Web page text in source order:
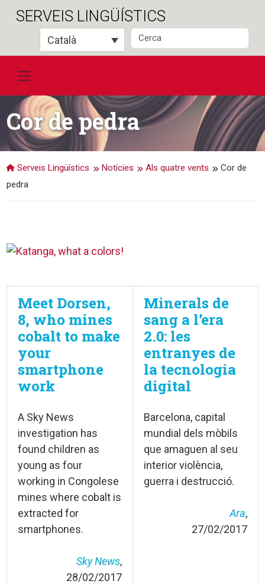
SaltaSERVEIS LINGÜÍSTICS
Català
Cor de pedra
Serveis Lingüístics Notícies Als quatre vents
Cor de
pedra
Meet Dorsen,
8, who mines
cobalt to make
your
smartphone
work
A Sky News
investigation has
found children as
young as four
working in Congolese
mines where cobalt is
extracted for
smartphones.
Sky News,
28/02/2017
Minerals de
sang a l’era
2.0: les
entranyes de
la tecnologia
digital
Barcelona, capital
mundial dels mòbils
que amaguen al seu
interior violència,
guerra i destrucció.
Ara,
27/02/2017